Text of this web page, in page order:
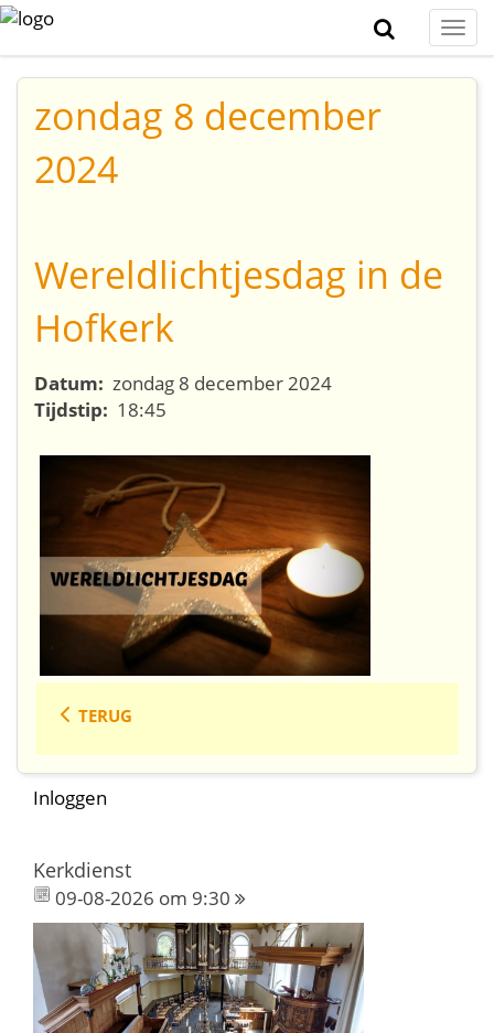
zondag 8 december
2024
Wereldlichtjesdag in de
Hofkerk
Datum: zondag 8 december 2024
Tijdstip: 18:45
TERUG
Inloggen
Kerkdienst
09-08-2026 om 9:30